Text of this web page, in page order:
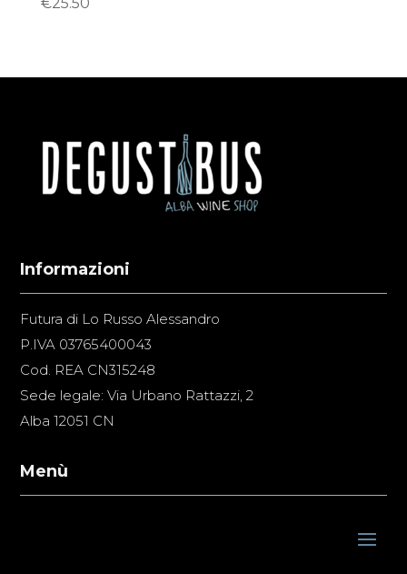
€25.50
Informazioni
Futura di Lo Russo Alessandro
P.IVA 03765400043
Cod. REA CN315248
Sede legale: Via Urbano Rattazzi, 2
Alba 12051 CN
Menù